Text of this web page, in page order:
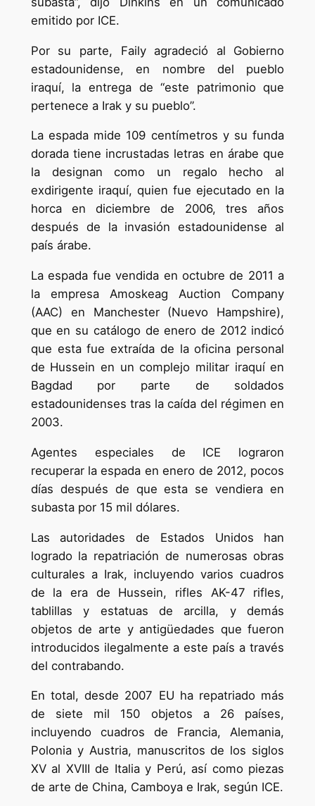
emitido por ICE.
Por su parte, Faily agradeció al Gobierno
estadounidense, en nombre del pueblo
iraquí, la entrega de “este patrimonio que
pertenece a Irak y su pueblo”.
La espada mide 109 centímetros y su funda
dorada tiene incrustadas letras en árabe que
la designan como un regalo hecho al
exdirigente iraquí, quien fue ejecutado en la
horca en diciembre de 2006, tres años
después de la invasión estadounidense al
país árabe.
La espada fue vendida en octubre de 2011 a
la empresa Amoskeag Auction Company
(AAC) en Manchester (Nuevo Hampshire),
que en su catálogo de enero de 2012 indicó
que esta fue extraída de la oficina personal
de Hussein en un complejo militar iraquí en
Bagdad por parte de soldados
estadounidenses tras la caída del régimen en
2003.
Agentes especiales de ICE lograron
recuperar la espada en enero de 2012, pocos
días después de que esta se vendiera en
subasta por 15 mil dólares.
Las autoridades de Estados Unidos han
logrado la repatriación de numerosas obras
culturales a Irak, incluyendo varios cuadros
de la era de Hussein, rifles AK-47 rifles,
tablillas y estatuas de arcilla, y demás
objetos de arte y antigüedades que fueron
introducidos ilegalmente a este país a través
del contrabando.
En total, desde 2007 EU ha repatriado más
de siete mil 150 objetos a 26 países,
incluyendo cuadros de Francia, Alemania,
Polonia y Austria, manuscritos de los siglos
XV al XVIII de Italia y Perú, así como piezas
de arte de China, Camboya e Irak, según ICE.